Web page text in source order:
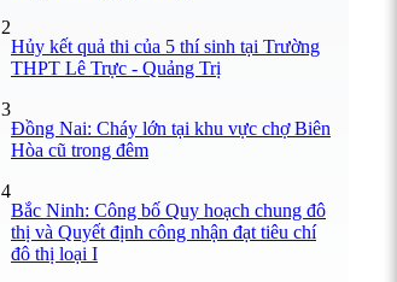
2
Hủy kết quả thi của 5 thí sinh tại Trường
THPT Lê Trực - Quảng Trị
3
Đồng Nai: Cháy lớn tại khu vực chợ Biên
Hòa cũ trong đêm
4
Bắc Ninh: Công bố Quy hoạch chung đô
thị và Quyết định công nhận đạt tiêu chí
đô thị loại I